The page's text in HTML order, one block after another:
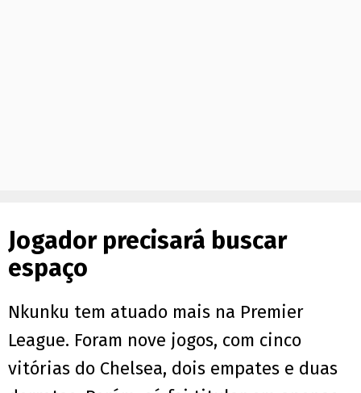
Jogador precisará buscar
espaço
Nkunku tem atuado mais na Premier
League. Foram nove jogos, com cinco
vitórias do Chelsea, dois empates e duas